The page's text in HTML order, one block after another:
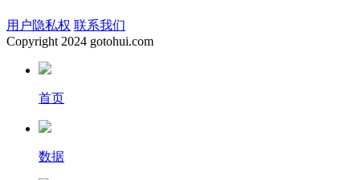
用户隐私权 联系我们
Copyright 2024 gotohui.com
首页
数据